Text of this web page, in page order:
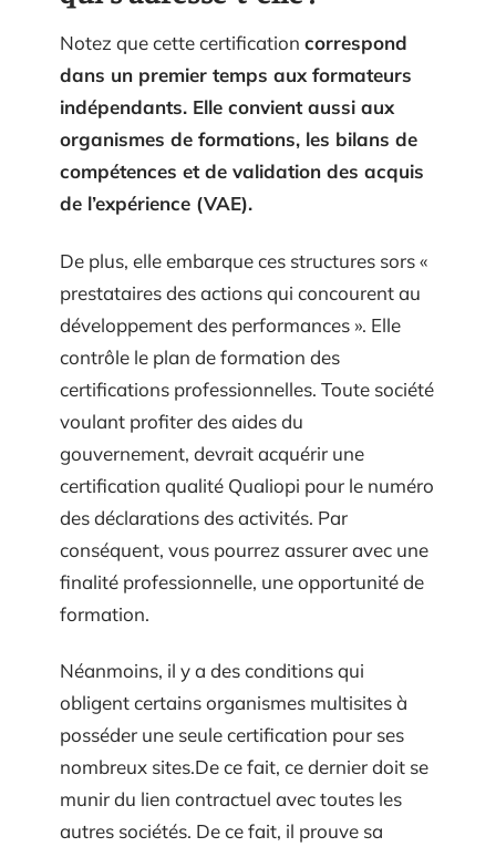
Notez que cette certification correspond
dans un premier temps aux formateurs
indépendants. Elle convient aussi aux
organismes de formations, les bilans de
compétences et de validation des acquis
de l’expérience (VAE).
De plus, elle embarque ces structures sors «
prestataires des actions qui concourent au
développement des performances ». Elle
contrôle le plan de formation des
certifications professionnelles. Toute société
voulant profiter des aides du
gouvernement, devrait acquérir une
certification qualité Qualiopi pour le numéro
des déclarations des activités. Par
conséquent, vous pourrez assurer avec une
finalité professionnelle, une opportunité de
formation.
Néanmoins, il y a des conditions qui
obligent certains organismes multisites à
posséder une seule certification pour ses
nombreux sites.De ce fait, ce dernier doit se
munir du lien contractuel avec toutes les
autres sociétés. De ce fait, il prouve sa